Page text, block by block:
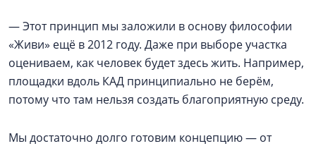
— Этот принцип мы заложили в основу философии
«Живи» ещё в 2012 году. Даже при выборе участка
оцениваем, как человек будет здесь жить. Например,
площадки вдоль КАД принципиально не берём,
потому что там нельзя создать благоприятную среду.
Мы достаточно долго готовим концепцию — от